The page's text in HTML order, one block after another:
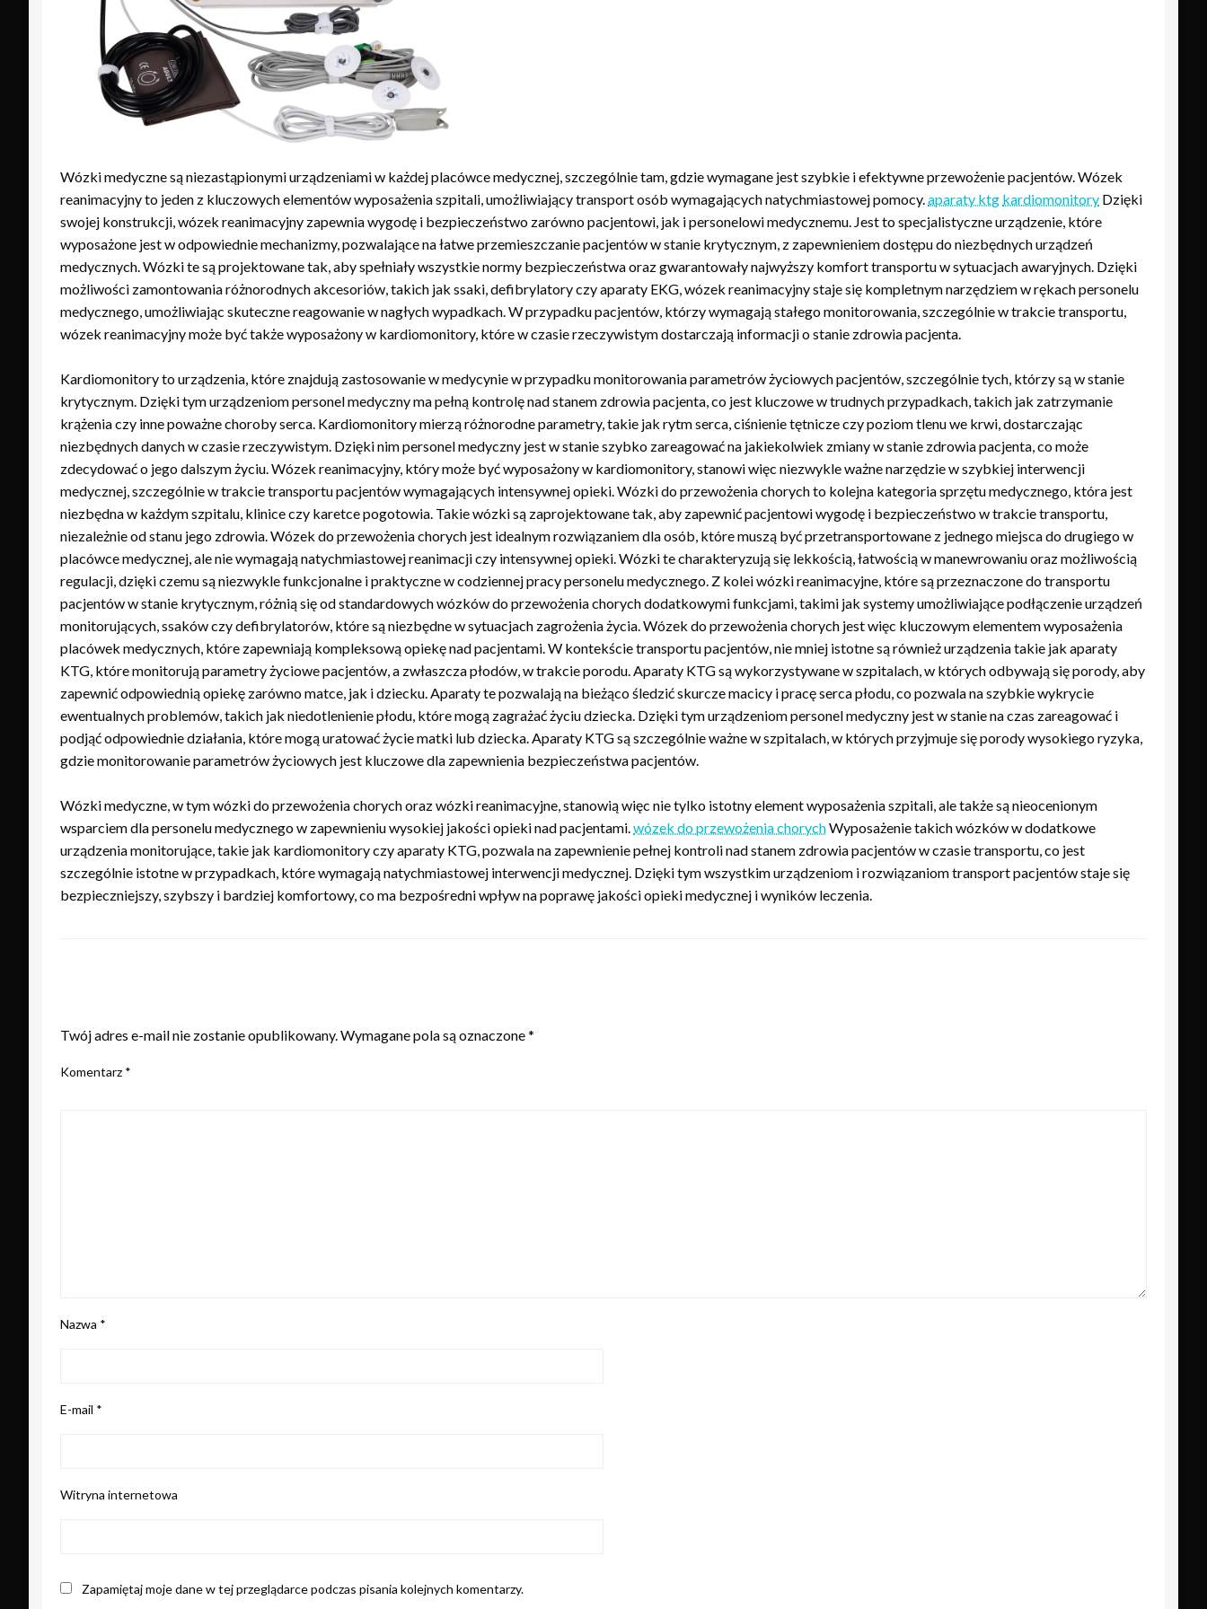
Wózki medyczne są niezastąpionymi urządzeniami w każdej placówce medycznej, szczególnie tam, gdzie wymagane jest szybkie i efektywne przewożenie pacjentów. Wózek
reanimacyjny to jeden z kluczowych elementów wyposażenia szpitali, umożliwiający transport osób wymagających natychmiastowej pomocy.aparaty ktg kardiomonitory Dzięki
swojej konstrukcji, wózek reanimacyjny zapewnia wygodę i bezpieczeństwo zarówno pacjentowi, jak i personelowi medycznemu. Jest to specjalistyczne urządzenie, które
wyposażone jest w odpowiednie mechanizmy, pozwalające na łatwe przemieszczanie pacjentów w stanie krytycznym, z zapewnieniem dostępu do niezbędnych urządzeń
medycznych. Wózki te są projektowane tak, aby spełniały wszystkie normy bezpieczeństwa oraz gwarantowały najwyższy komfort transportu w sytuacjach awaryjnych. Dzięki
możliwości zamontowania różnorodnych akcesoriów, takich jak ssaki, defibrylatory czy aparaty EKG, wózek reanimacyjny staje się kompletnym narzędziem w rękach personelu
medycznego, umożliwiając skuteczne reagowanie w nagłych wypadkach. W przypadku pacjentów, którzy wymagają stałego monitorowania, szczególnie w trakcie transportu,
wózek reanimacyjny może być także wyposażony w kardiomonitory, które w czasie rzeczywistym dostarczają informacji o stanie zdrowia pacjenta.
Kardiomonitory to urządzenia, które znajdują zastosowanie w medycynie w przypadku monitorowania parametrów życiowych pacjentów, szczególnie tych, którzy są w stanie
krytycznym. Dzięki tym urządzeniom personel medyczny ma pełną kontrolę nad stanem zdrowia pacjenta, co jest kluczowe w trudnych przypadkach, takich jak zatrzymanie
krążenia czy inne poważne choroby serca. Kardiomonitory mierzą różnorodne parametry, takie jak rytm serca, ciśnienie tętnicze czy poziom tlenu we krwi, dostarczając
niezbędnych danych w czasie rzeczywistym. Dzięki nim personel medyczny jest w stanie szybko zareagować na jakiekolwiek zmiany w stanie zdrowia pacjenta, co może
zdecydować o jego dalszym życiu. Wózek reanimacyjny, który może być wyposażony w kardiomonitory, stanowi więc niezwykle ważne narzędzie w szybkiej interwencji
medycznej, szczególnie w trakcie transportu pacjentów wymagających intensywnej opieki. Wózki do przewożenia chorych to kolejna kategoria sprzętu medycznego, która jest
niezbędna w każdym szpitalu, klinice czy karetce pogotowia. Takie wózki są zaprojektowane tak, aby zapewnić pacjentowi wygodę i bezpieczeństwo w trakcie transportu,
niezależnie od stanu jego zdrowia. Wózek do przewożenia chorych jest idealnym rozwiązaniem dla osób, które muszą być przetransportowane z jednego miejsca do drugiego w
placówce medycznej, ale nie wymagają natychmiastowej reanimacji czy intensywnej opieki. Wózki te charakteryzują się lekkością, łatwością w manewrowaniu oraz możliwością
regulacji, dzięki czemu są niezwykle funkcjonalne i praktyczne w codziennej pracy personelu medycznego. Z kolei wózki reanimacyjne, które są przeznaczone do transportu
pacjentów w stanie krytycznym, różnią się od standardowych wózków do przewożenia chorych dodatkowymi funkcjami, takimi jak systemy umożliwiające podłączenie urządzeń
monitorujących, ssaków czy defibrylatorów, które są niezbędne w sytuacjach zagrożenia życia. Wózek do przewożenia chorych jest więc kluczowym elementem wyposażenia
placówek medycznych, które zapewniają kompleksową opiekę nad pacjentami. W kontekście transportu pacjentów, nie mniej istotne są również urządzenia takie jak aparaty
KTG, które monitorują parametry życiowe pacjentów, a zwłaszcza płodów, w trakcie porodu. Aparaty KTG są wykorzystywane w szpitalach, w których odbywają się porody, aby
zapewnić odpowiednią opiekę zarówno matce, jak i dziecku. Aparaty te pozwalają na bieżąco śledzić skurcze macicy i pracę serca płodu, co pozwala na szybkie wykrycie
ewentualnych problemów, takich jak niedotlenienie płodu, które mogą zagrażać życiu dziecka. Dzięki tym urządzeniom personel medyczny jest w stanie na czas zareagować i
podjąć odpowiednie działania, które mogą uratować życie matki lub dziecka. Aparaty KTG są szczególnie ważne w szpitalach, w których przyjmuje się porody wysokiego ryzyka,
gdzie monitorowanie parametrów życiowych jest kluczowe dla zapewnienia bezpieczeństwa pacjentów.
Wózki medyczne, w tym wózki do przewożenia chorych oraz wózki reanimacyjne, stanowią więc nie tylko istotny element wyposażenia szpitali, ale także są nieocenionym
wsparciem dla personelu medycznego w zapewnieniu wysokiej jakości opieki nad pacjentami.wózek do przewożenia chorychWyposażenie takich wózków w dodatkowe
urządzenia monitorujące, takie jak kardiomonitory czy aparaty KTG, pozwala na zapewnienie pełnej kontroli nad stanem zdrowia pacjentów w czasie transportu, co jest
szczególnie istotne w przypadkach, które wymagają natychmiastowej interwencji medycznej. Dzięki tym wszystkim urządzeniom i rozwiązaniom transport pacjentów staje się
bezpieczniejszy, szybszy i bardziej komfortowy, co ma bezpośredni wpływ na poprawę jakości opieki medycznej i wyników leczenia.
Twój adres e-mail nie zostanie opublikowany.Wymagane pola są oznaczone*
Komentarz *
Nazwa *
E-mail *
Witryna internetowa
Zapamiętaj moje dane w tej przeglądarce podczas pisania kolejnych komentarzy.